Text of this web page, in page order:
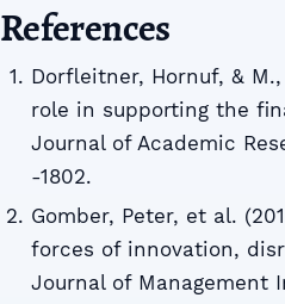
References
Dorfleitner, Hornuf, &
role in supporting the
Journal of Academic
-1802.
Gomber, Peter, et al.
forces of innovation,
Journal of Management